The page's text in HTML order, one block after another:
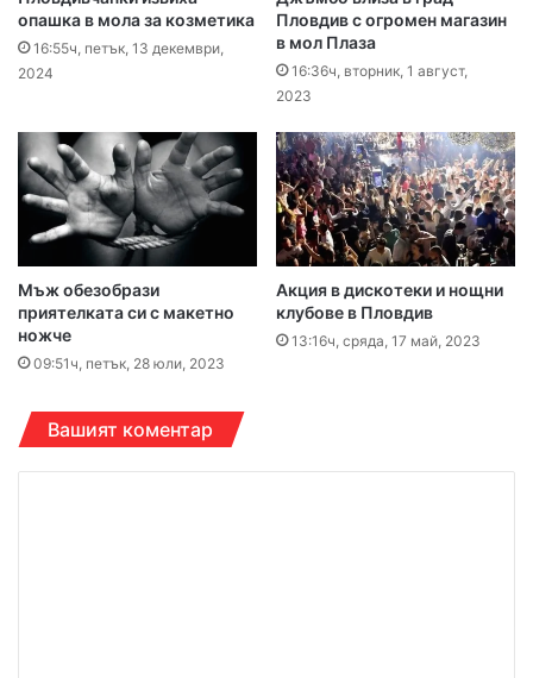
опашка в мола за козметика
16:55ч, петък, 13 декември,
2024
Пловдив с огромен магазин
в мол Плаза
16:36ч, вторник, 1 август,
2023
Мъж обезобрази
приятелката си с макетно
ножче
09:51ч, петък, 28 юли, 2023
Акция в дискотеки и нощни
клубове в Пловдив
13:16ч, сряда, 17 май, 2023
Вашият коментар